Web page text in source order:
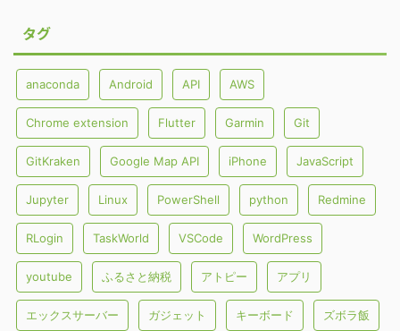
タグ
anaconda Android API AWS
Chrome extension Flutter Garmin Git
GitKraken Google Map API iPhone JavaScript
Jupyter Linux PowerShell python Redmine
RLogin TaskWorld VSCode WordPress
youtube ふるさと納税 アトピー アプリ
エックスサーバー ガジェット キーボード ズボラ飯